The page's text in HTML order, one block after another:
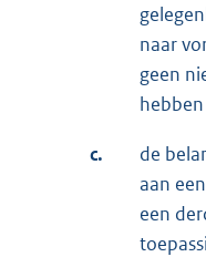
naar
geen
c.
de
aan
een